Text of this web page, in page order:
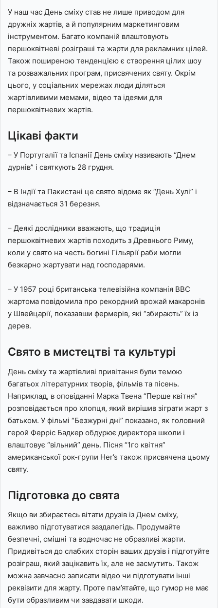
У наш час День сміху став не лише приводом для
дружніх жартів, а й популярним маркетинговим
інструментом. Багато компаній влаштовують
першоквітневі розіграші та жарти для рекламних цілей.
Також поширеною тенденцією є створення цілих шоу
та розважальних програм, присвячених святу. Окрім
цього, у соціальних мережах люди діляться
жартівливими мемами, відео та ідеями для
першоквітневих жартів.
Цікаві факти
– У Португалії та Іспанії День сміху називають “Днем
дурнів” і святкують 28 грудня.
– В Індії та Пакистані це свято відоме як “День Хулі” і
відзначається 31 березня.
– Деякі дослідники вважають, що традиція
першоквітневих жартів походить з Древнього Риму,
коли у свято на честь богині Гільярії раби могли
безкарно жартувати над господарями.
– У 1957 році британська телевізійна компанія BBC
жартома повідомила про рекордний врожай макаронів
у Швейцарії, показавши фермерів, які “збирають” їх із
дерев.
Свято в мистецтві та культурі
День сміху та жартівливі привітання були темою
багатьох літературних творів, фільмів та пісень.
Наприклад, в оповіданні Марка Твена “Перше квітня”
розповідається про хлопця, який вирішив зіграти жарт з
батьком. У фільмі “Безжурні дні” показано, як головний
герой Ферріс Бадкер обдурює директора школи і
влаштовує “вільний” день. Пісня “1го квітня”
американської рок-групи Неr’s також присвячена цьому
святу.
Підготовка до свята
Якщо ви збираєтесь вітати друзів із Днем сміху,
важливо підготуватися заздалегідь. Продумайте
безпечні, смішні та водночас не образливі жарти.
Придивіться до слабких сторін ваших друзів і підготуйте
розіграш, який зацікавить їх, але не засмутить. Також
можна завчасно записати відео чи підготувати інші
реквізити для жарту. Проте пам’ятайте, що гумор не має
бути образливим чи завдавати шкоди.